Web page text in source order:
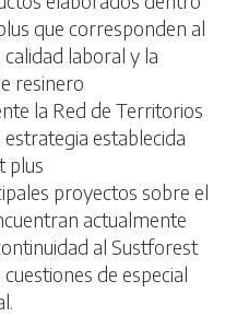
que corresponden al
laboral y la
resinero
la Red de Territorios
establecida
plus
proyectos sobre el
actualmente
al Sustforest
de especial